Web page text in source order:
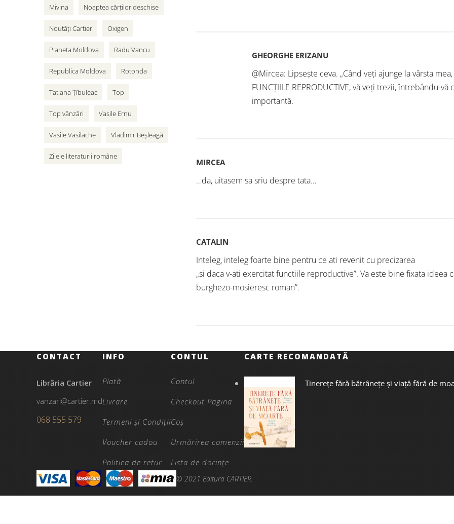
GHEORGHE ERIZANU
@Mircea: Lipsește ceva. „Când veți ajunge la vârsta mea,
FUNCȚIILE REPRODUCTIVE, vă veți trezii, întrebându-
importantă.
MIRCEA
…da, uitasem sa sriu despre tata…
CATALIN
Inteleg, inteleg foarte bine pentru ce ati revenit cu precizarea
„si daca v-ati exercitat functiile reproductive”. Va este bine fixata ideea
burghezo-mosieresc roman”.
Mivina Noaptea cărților deschise
Noutăți Cartier Oxigen
Planeta Moldova Radu Vancu
Republica Moldova Rotonda
Tatiana Țîbuleac Top
Top vânzări Vasile Ernu
Vasile Vasilache Vladimir Beșleagă
Zilele literaturii române
CONTACT
Librăria Cartier
vanzari@cartier.md
068 555 579
INFO
Plată
Livrare
Termeni și Condiții
Voucher cadou
Politica de retur
CONTUL
Contul
Checkout Pagina
Coș
Urmărirea comenzii
Lista de dorințe
CARTE RECOMANDATĂ
Tinerețe fără bătrânețe și viață fără de
© 2021 Editura CARTIER.